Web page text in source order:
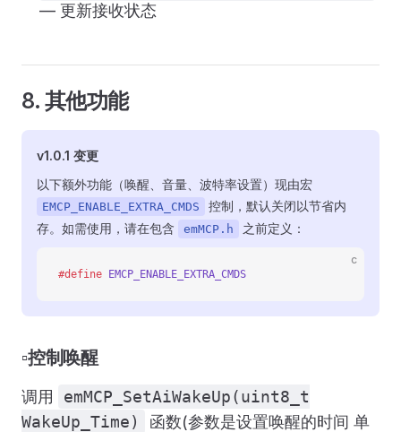
— 更新接收状态
8. 其他功能
v1.0.1 变更
以下额外功能（唤醒、音量、波特率设置）现由宏
EMCP_ENABLE_EXTRA_CMDS
控制，默认关闭以节省内
存。如需使用，请在包含
emMCP.h 之前定义：
c
#define EMCP_ENABLE_EXTRA_CMDS
▫️控制唤醒
调用
emMCP_SetAiWakeUp(uint8_t
WakeUp_Time)
函数(参数是设置唤醒的时间 单